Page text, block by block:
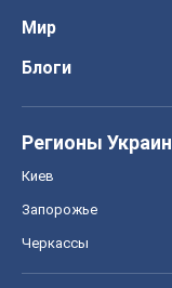
Мир
Блоги
Регионы
Киев
Запорожье
Черкассы